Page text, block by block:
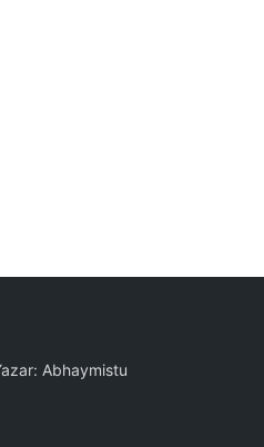
Abhaymistu